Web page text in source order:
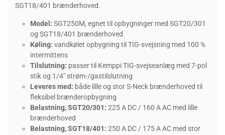
SGT18/401 brænderhoved.
Model: SGT250M, egnet til opbygninger med SGT20/301
og SGT18/401 brænderhoved
Køling: vandkølet opbygning til TIG-svejsning med 100 %
intermittens
Tilslutning: passer til Kemppi TIG-svejseanlæg med 7-pol
stik og 1/4" strøm-/gastilslutning
Leveres med: både lille og stor S-Neck brænderhoved til
fleksibel brænderopbygning
Belastning, SGT20/301: 225 A DC / 160 A AC med lille
brænderhoved
Belastning, SGT18/401: 250 A DC / 175 A AC med stor